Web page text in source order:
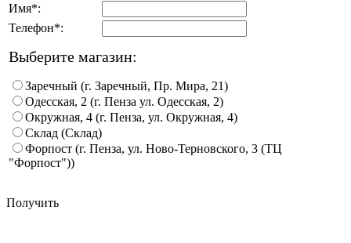
Имя*:
Телефон*:
Выберите магазин:
Заречный (г. Заречный, Пр. Мира, 21)
Одесская, 2 (г. Пенза ул. Одесская, 2)
Окружная, 4 (г. Пенза, ул. Окружная, 4)
Склад (Склад)
Форпост (г. Пенза, ул. Ново-Терновского, 3 (ТЦ
"Форпост"))
Получить